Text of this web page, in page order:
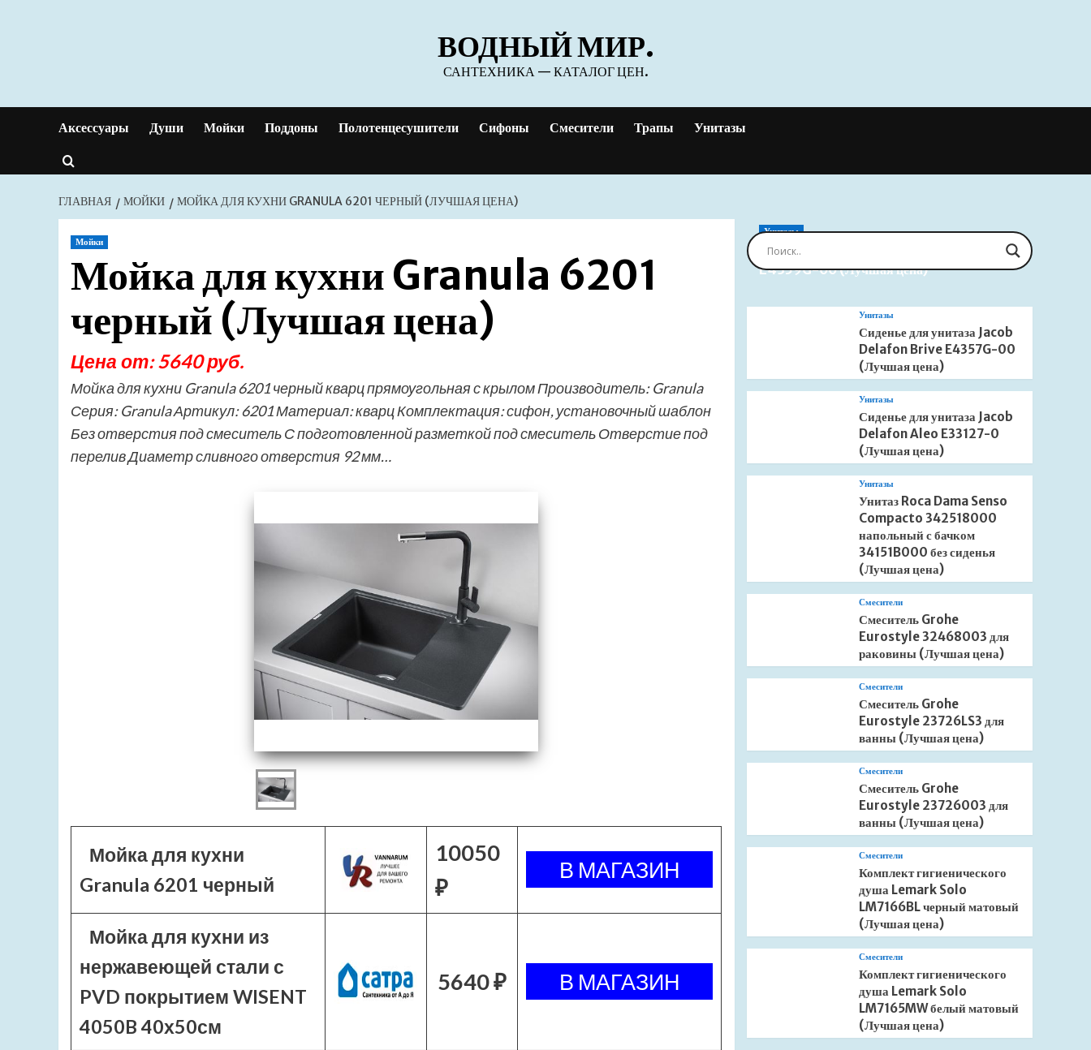
ВОДНЫЙ МИР.
САНТЕХНИКА — КАТАЛОГ ЦЕН.
Аксессуары Души Мойки Поддоны Полотенцесушители Сифоны Смесители Трапы Унитазы
ГЛАВНАЯ МОЙКИ МОЙКА ДЛЯ КУХНИ GRANULA 6201 ЧЕРНЫЙ (ЛУЧШАЯ ЦЕНА)
Мойки
Мойка для кухни Granula 6201
черный (Лучшая цена)
Цена от: 5640 руб.
Мойка для кухни Granula 6201 черный кварц прямоугольная с крылом Производитель: Granula
Серия: Granula Артикул: 6201 Материал: кварц Комплектация: сифон, установочный шаблон
Без отверстия под смеситель С подготовленной разметкой под смеситель Отверстие под
перелив Диаметр сливного отверстия 92 мм…
Мойка для кухни
Granula 6201 черный
10050
₽
Мойка для кухни из
нержавеющей стали с
PVD покрытием WISENT
4050B 40х50см
5640 ₽
Унитазы
Сиденье для унитаза Jacob Delafon Brive
E4359G-00 (Лучшая цена)
Унитазы
Сиденье для унитаза Jacob
Delafon Brive E4357G-00
(Лучшая цена)
Унитазы
Сиденье для унитаза Jacob
Delafon Aleo E33127-0
(Лучшая цена)
Унитазы
Унитаз Roca Dama Senso
Compacto 342518000
напольный с бачком
34151B000 без сиденья
(Лучшая цена)
Смесители
Смеситель Grohe
Eurostyle 32468003 для
раковины (Лучшая цена)
Смесители
Смеситель Grohe
Eurostyle 23726LS3 для
ванны (Лучшая цена)
Смесители
Смеситель Grohe
Eurostyle 23726003 для
ванны (Лучшая цена)
Смесители
Комплект гигиенического
душа Lemark Solo
LM7166BL черный матовый
(Лучшая цена)
Смесители
Комплект гигиенического
душа Lemark Solo
LM7165MW белый матовый
(Лучшая цена)